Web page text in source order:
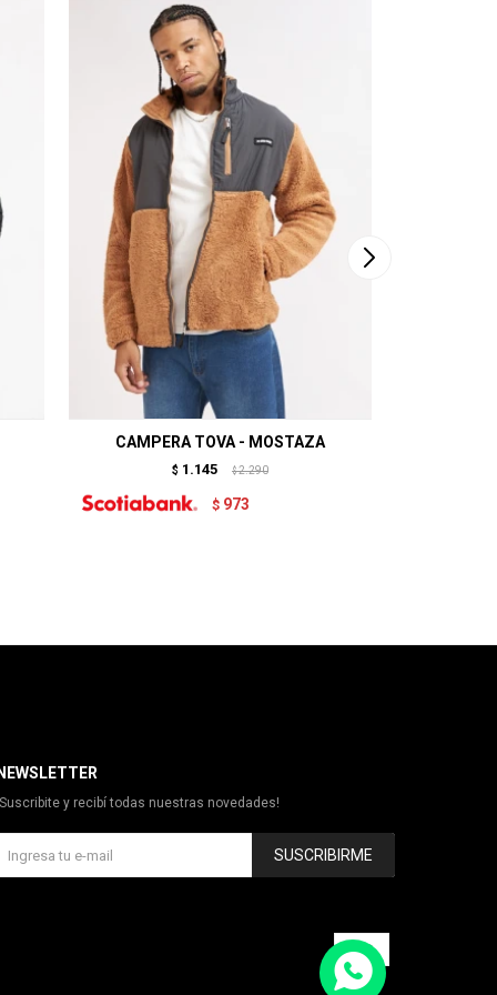
CAMPERA TOVA - MOSTAZA
$ 1.145 $ 2.290
$ 973
NEWSLETTER
y recibí todas nuestras novedades!
SUSCRIBIRME